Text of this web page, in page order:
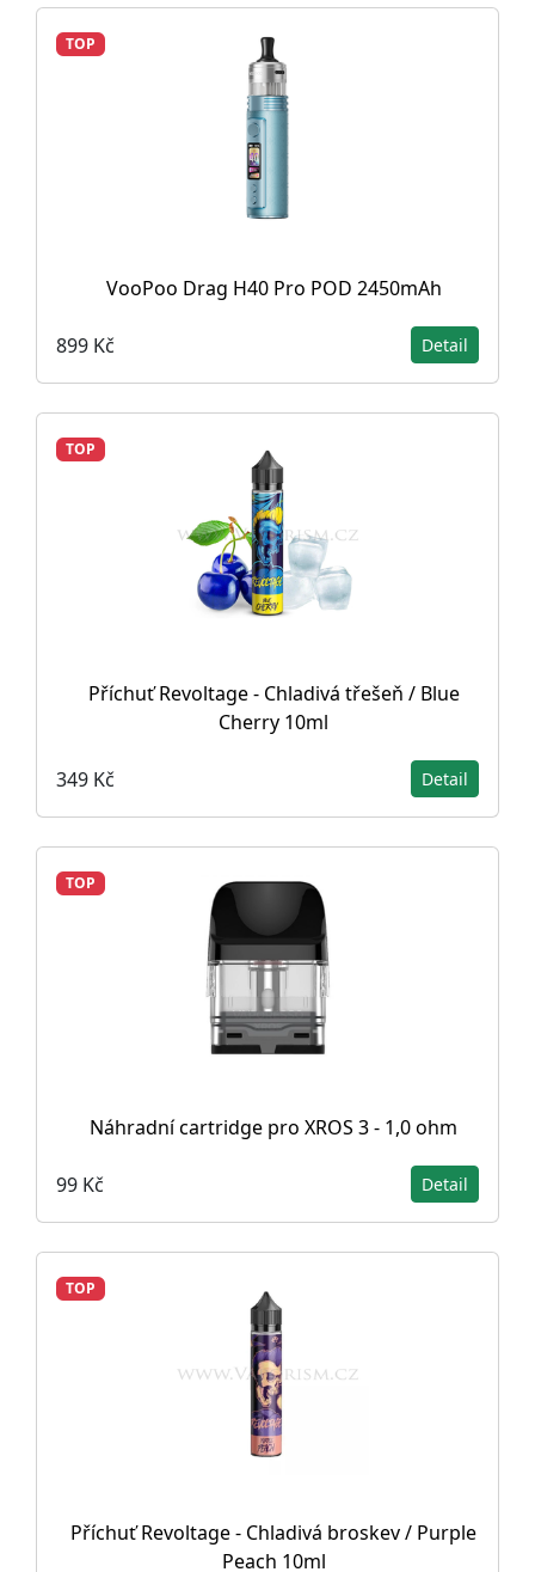
TOP
VooPoo Drag H40 Pro POD 2450mAh
899 Kč Detail
TOP
Příchuť Revoltage - Chladivá třešeň / Blue
Cherry 10ml
349 Kč Detail
TOP
Náhradní cartridge pro XROS 3 - 1,0 ohm
99 Kč Detail
TOP
Příchuť Revoltage - Chladivá broskev / Purple
Peach 10ml